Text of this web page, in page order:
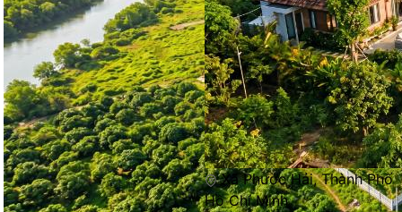
Xã Phước Hải, Thành Phố
Hồ Chí Minh